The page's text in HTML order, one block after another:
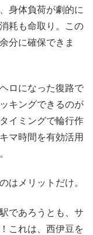
身体負荷が劇的に
耗も命取り。この
分に確保できま
ロになった復路で
キングできるのが
イミングで輪行作
マ時間を有効活用
はメリットだけ。
であろうとも、サ
これは、西伊豆を